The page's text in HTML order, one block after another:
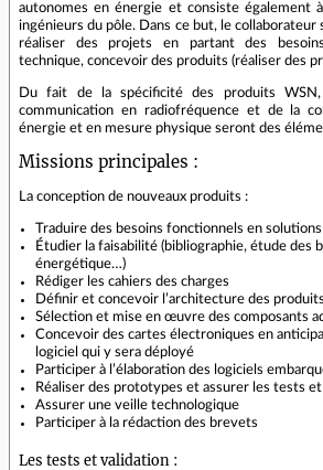
autonomes en énergie et consiste également
ingénieurs du pôle. Dans ce but, le collaborateur
réaliser des projets en partant des
technique, concevoir des produits (réaliser des
Du fait de la spécificité des produits
communication en radiofréquence et de la
énergie et en mesure physique seront des
Missions principales :
La conception de nouveaux produits :
Traduire des besoins fonctionnels en
Étudier la faisabilité (bibliographie, étude des
énergétique…)
Rédiger les cahiers des charges
Définir et concevoir l’architecture des produits
Sélection et mise en œuvre des composants
Concevoir des cartes électroniques en
logiciel qui y sera déployé
Participer à l’élaboration des logiciels
Réaliser des prototypes et assurer les tests et
Assurer une veille technologique
Participer à la rédaction des brevets
Les tests et validation :